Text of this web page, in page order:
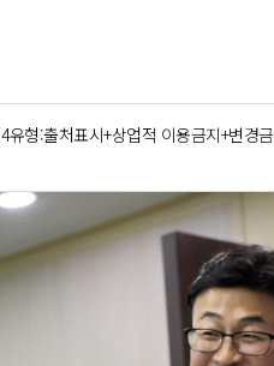
형:출처표시+상업적 이용금지+변경금